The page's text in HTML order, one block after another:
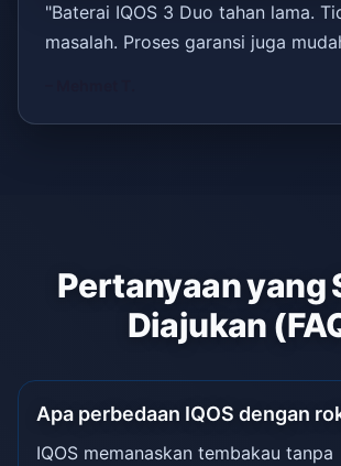
"Baterai IQOS 3 Duo tahan lama.
masalah. Proses garansi juga
Pertanyaan yang
Diajukan
Apa perbedaan IQOS dengan
IQOS memanaskan tembakau tanpa